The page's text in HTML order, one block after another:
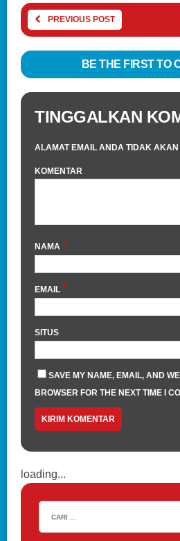
PREVIOUS POST
BE THE FIRST TO
TINGGALKAN
ALAMAT EMAIL ANDA TIDAK
KOMENTAR
NAMA *
EMAIL *
SITUS
SAVE MY NAME, EMAIL, AND
BROWSER FOR THE NEXT TIME I
loading...